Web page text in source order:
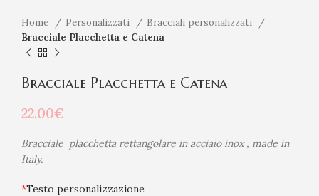
Home Personalizzati
Bracciali personalizzati
Bracciale Placchetta e Catena
Bracciale Placchetta e Catena
22,00€
Bracciale placchetta rettangolare in acciaio inox , made in
Italy.
*Testo personalizzazione